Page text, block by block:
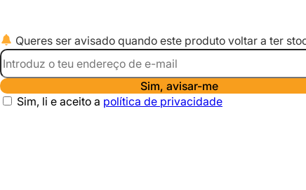
Queres ser avisado quando este produto voltar a ter
Sim, avisar-me
Sim, li e aceito a política de privacidade